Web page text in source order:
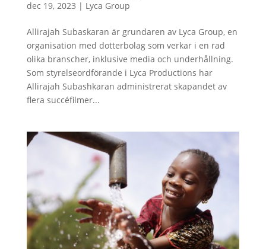
dec 19, 2023 | Lyca Group
Allirajah Subaskaran är grundaren av Lyca Group, en
organisation med dotterbolag som verkar i en rad
olika branscher, inklusive media och underhållning.
Som styrelseordförande i Lyca Productions har
Allirajah Subashkaran administrerat skapandet av
flera succéfilmer...